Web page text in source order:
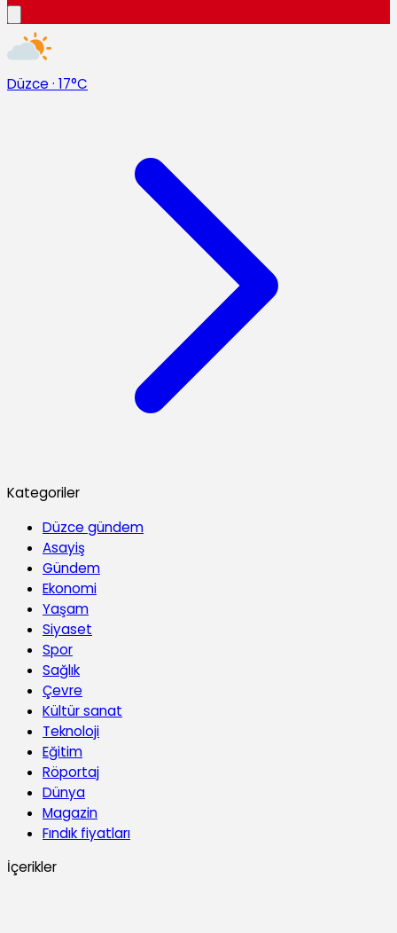
Düzce · 17°C
Kategoriler
Düzce gündem
Asayiş
Gündem
Ekonomi
Yaşam
Siyaset
Spor
Sağlık
Çevre
Kültür sanat
Teknoloji
Eğitim
Röportaj
Dünya
Magazin
Fındık fiyatları
İçerikler